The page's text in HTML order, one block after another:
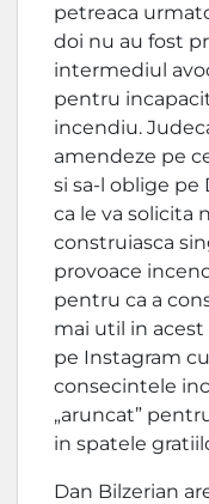
petreaca
doi nu au fost
intermediul
pentru
incendiu.
amendeze pe
si sa-l oblige pe
ca le va solicita
construiasca
provoace
pentru ca a
mai util in
pe Instagram
consecintele
„aruncat”
in spatele
Dan Bilzerian